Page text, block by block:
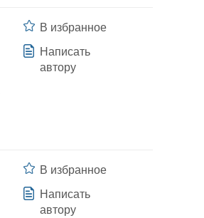
В избранное
Написать
автору
В избранное
Написать
автору